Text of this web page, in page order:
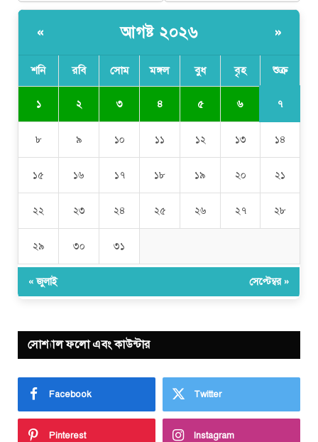
« আগষ্ট ২০২৬ »
শনি রবি সোম মঙ্গল বুধ বৃহ শুক্র
১ ২ ৩ ৪ ৫ ৬ ৭
৮ ৯ ১০ ১১ ১২ ১৩ ১৪
১৫ ১৬ ১৭ ১৮ ১৯ ২০ ২১
২২ ২৩ ২৪ ২৫ ২৬ ২৭ ২৮
২৯ ৩০ ৩১
« জুলাই সেপ্টেম্বর »
সোশ্যাল ফলো এবং কাউন্টার
Facebook Twitter
Pinterest Instagram